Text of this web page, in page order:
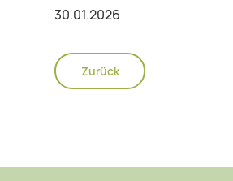
30.01.2026
Zurück